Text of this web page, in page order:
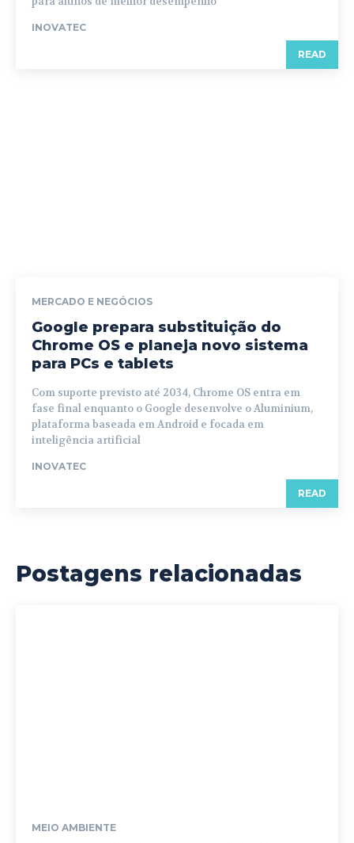
INOVATEC
READ
MERCADO E NEGÓCIOS
Google prepara substituição do
Chrome OS e planeja novo sistema
para PCs e tablets
Com suporte previsto até 2034, Chrome OS entra em
fase final enquanto o Google desenvolve o Aluminium,
plataforma baseada em Android e focada em
inteligência artificial
INOVATEC
READ
Postagens relacionadas
MEIO AMBIENTE